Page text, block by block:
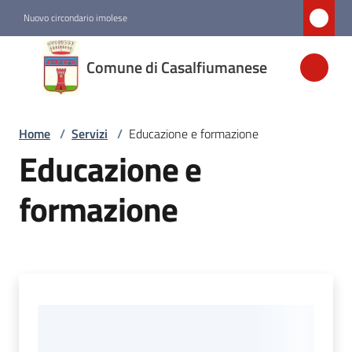
Nuovo circondario imolese
Comune di Casalfiumanese
Comune di
Casalfiumanese
Amministrazione
Novità
Home / Servizi / Educazione e formazione
Educazione e
formazione